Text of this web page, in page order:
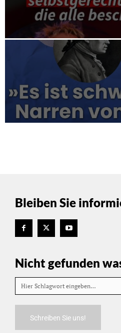
Bleiben Sie
Nicht gefunden
Hier Schlagwort eingeben…
Schreiben Sie uns!